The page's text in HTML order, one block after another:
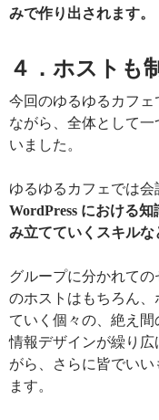
みで作り出されます。
４．ホストも
今回のゆるゆるカフ
ながら、全体として
いました。
ゆるゆるカフェでは会
WordPress における
み立てていくスキルな
グループに分かれて
のホストはもちろん
ていく個々の、絶え
情報デザインが繰り
がら、さらに皆でい
ます。